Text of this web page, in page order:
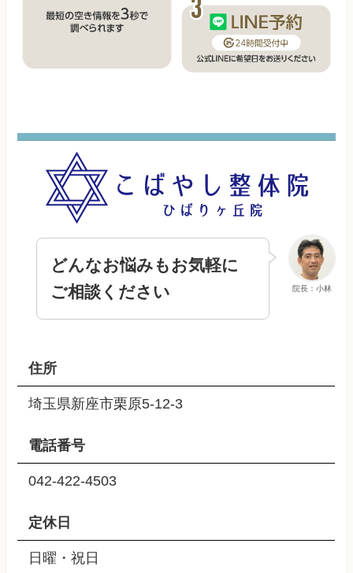
院長：小林
どんなお悩みもお気軽に
ご相談ください
住所
埼玉県新座市栗原5-12-3
電話番号
042-422-4503
定休日
日曜・祝日